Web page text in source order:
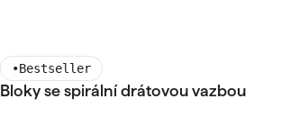
•Bestseller
Bloky se spirální drátovou vazbou